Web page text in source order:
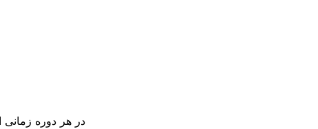
در هر دوره زمانی